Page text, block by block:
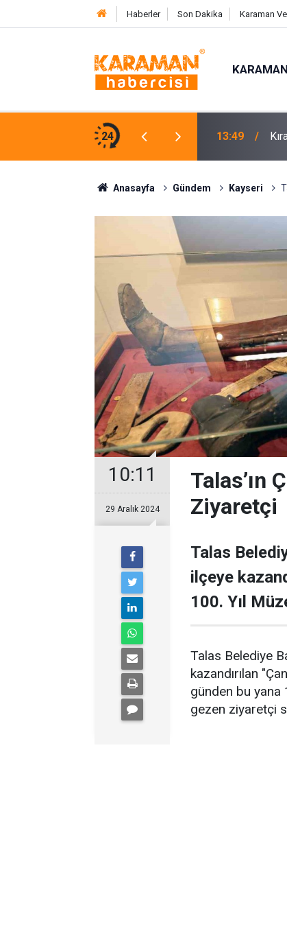
Haberler Son Dakika Karaman
KARAMAN
24
Ve Güçlü Gelecek Demektir" 13:41
Anasayfa Gündem Kayseri
10:11
29 Aralık 2024
Talas’ın
Ziyaretçi
Talas
ilçeye
100. Yıl
Talas Belediye
kazandırılan
günden bu yana
gezen ziyaretçi